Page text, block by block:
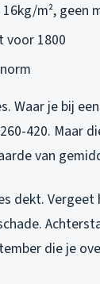
m², geen
voor 1800
Waar je bij
420. Maar
van
dekt.
die je